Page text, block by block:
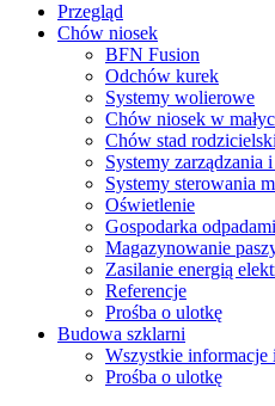
Przegląd
Chów niosek
BFN Fusion
Odchów kurek
Systemy wolierowe
Chów niosek w
Chów stad
Systemy zarządzania
Systemy sterowania
Oświetlenie
Gospodarka odpadami
Magazynowanie
Zasilanie energią
Referencje
Prośba o ulotkę
Budowa szklarni
Wszystkie informacje
Prośba o ulotkę